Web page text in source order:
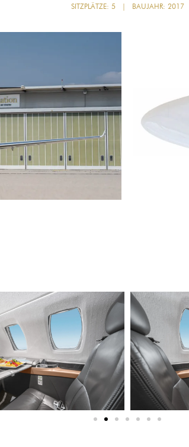
SITZPLÄTZE: 5 | BAUJAHR: 2017